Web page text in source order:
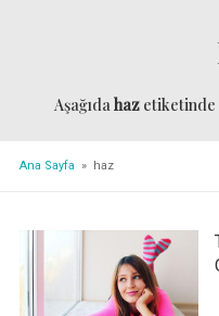
Aşağıdahaz etiketinde
Ana Sayfa » haz